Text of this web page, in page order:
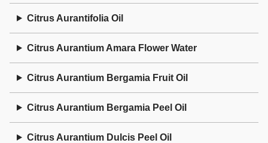
Citrus Aurantifolia Oil
Citrus Aurantium Amara Flower Water
Citrus Aurantium Bergamia Fruit Oil
Citrus Aurantium Bergamia Peel Oil
Citrus Aurantium Dulcis Peel Oil